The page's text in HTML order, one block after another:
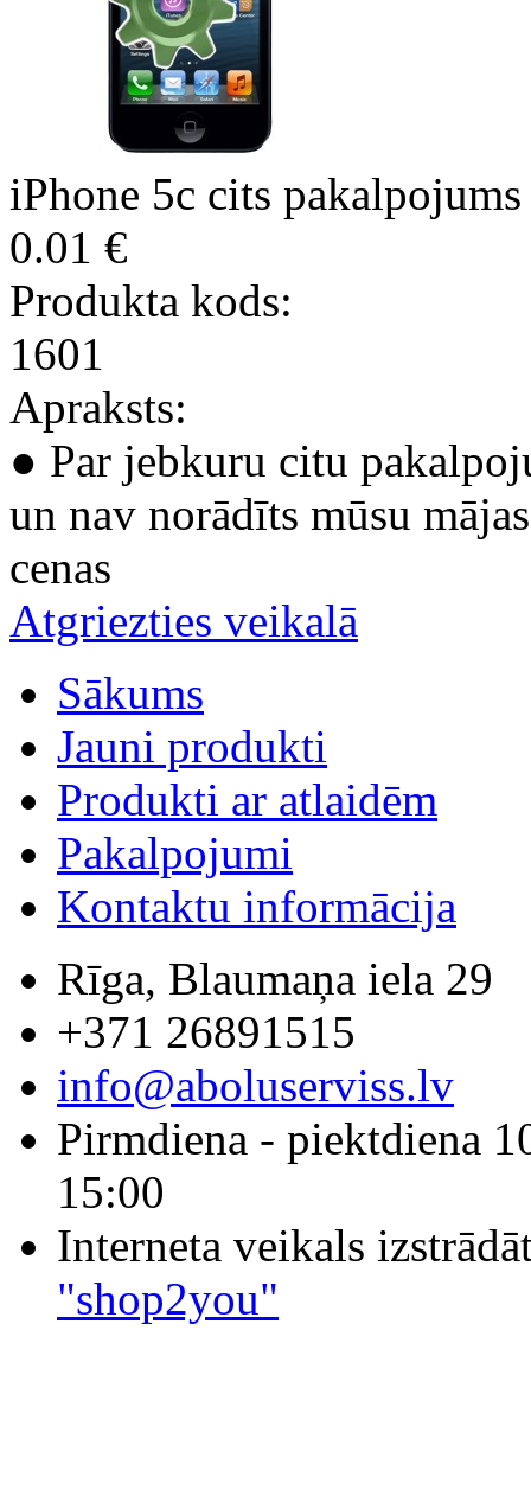
iPhone 5c cits pakalpojums
0.01 €
Produkta kods:
1601
Apraksts:
● Par jebkuru citu
un nav norādīts mūsu
cenas
Atgriezties veikalā
Sākums
Jauni produkti
Produkti ar atlaidēm
Pakalpojumi
Kontaktu informācija
Rīga, Blaumaņa iela 29
+371 26891515
info@aboluserviss.lv
Pirmdiena - piektdiena
15:00
Interneta veikals
"shop2you"